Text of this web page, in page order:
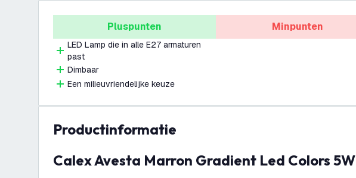
Pluspunten
LED Lamp die in alle E27 armaturen
past
Dimbaar
Een milieuvriendelijke keuze
Minpunten
productinformatie
Calex Avesta Marron Gradient Led Colors 5W